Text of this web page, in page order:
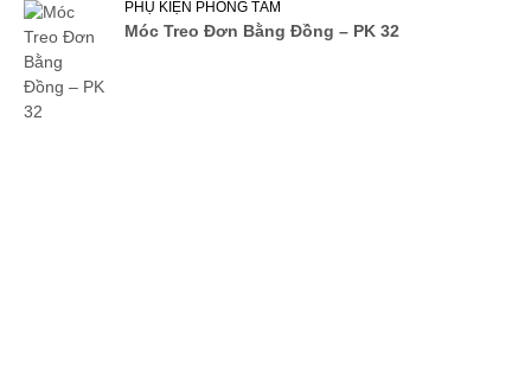
PHỤ KIỆN PHÒNG TẮM
Móc Treo Đơn Bằng Đồng – PK 32